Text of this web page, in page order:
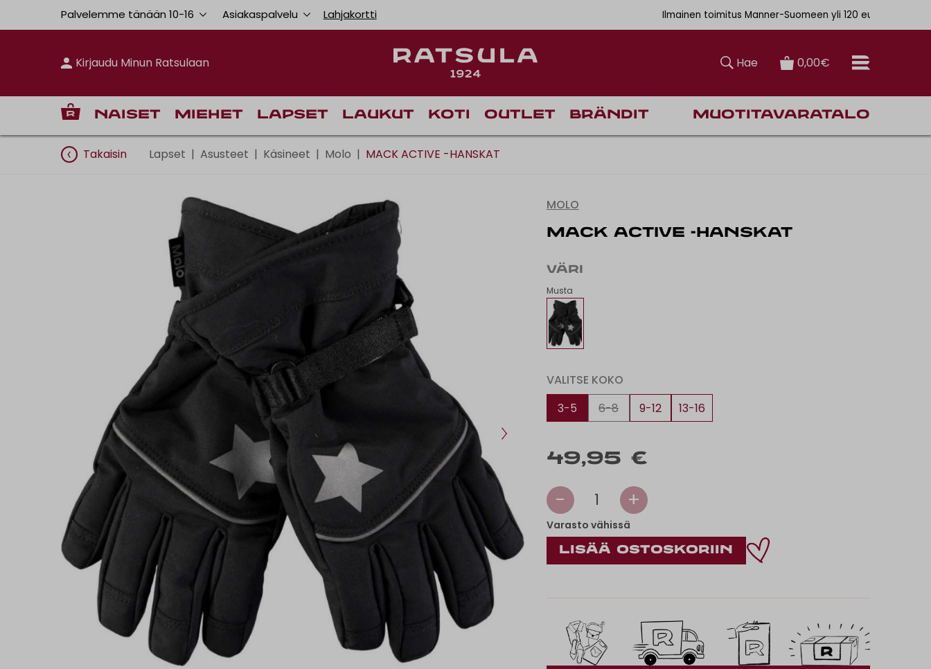
Palvelemme tänään 10-16 Asiakaspalvelu Lahjakortti Ilmainen toimitus Manner-Suomeen yli 120 euron tilauksiin
Kirjaudu Minun Ratsulaan Hae 0,00€
Naiset Miehet Lapset Laukut Koti Outlet Brändit Muotitavaratalo
Takaisin Lapset | Asusteet | Käsineet | Molo | MACK ACTIVE -HANSKAT
MOLO
MACK ACTIVE -HANSKAT
VÄRI
Musta
VALITSE KOKO
3-5
6-8 9-12 13-16
49,95 €
- 1 +
Varasto vähissä